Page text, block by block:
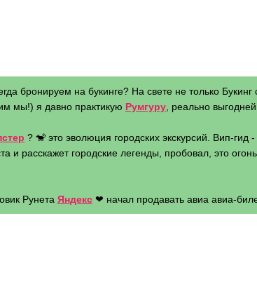
бронируем на букинге? На свете не только Букинг
мы!) я давно практикую Румгуру , реально
? 🐒 это эволюция городских экскурсий. Вип-
и расскажет городские легенды, пробовал, это
Рунета Яндекс ❤ начал продавать авиа авиа-